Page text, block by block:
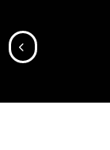
SIIRRY